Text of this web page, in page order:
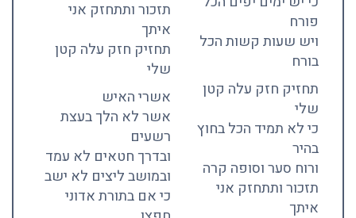
פורח
ויש שעות קשות הכל
בורח
תחזיק חזק עלה קטן
שלי
כי לא תמיד הכל בחוץ
בהיר
ורוח סער וסופה קרה
תזכור ותתחזק אני
איתך
תזכור ותתחזק אני
איתך
תחזיק חזק עלה קטן
שלי
אשרי האיש
אשר לא הלך בעצת
רשעים
ובדרך חטאים לא עמד
ובמושב ליצים לא ישב
כי אם בתורת אדוני